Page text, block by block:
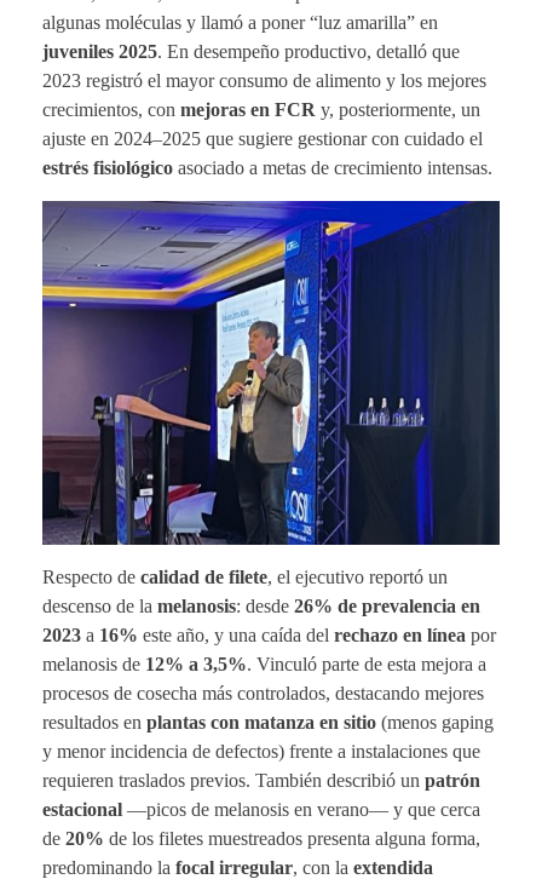
algunas moléculas y llamó a poner “luz amarilla” en
juveniles 2025. En desempeño productivo, detalló que
2023 registró el mayor consumo de alimento y los mejores
crecimientos, con mejoras en FCR y, posteriormente, un
ajuste en 2024–2025 que sugiere gestionar con cuidado el
estrés fisiológico asociado a metas de crecimiento intensas.
Respecto de calidad de filete, el ejecutivo reportó un
descenso de la melanosis: desde 26% de prevalencia en
2023 a 16% este año, y una caída del rechazo en línea por
melanosis de 12% a 3,5%. Vinculó parte de esta mejora a
procesos de cosecha más controlados, destacando mejores
resultados en plantas con matanza en sitio (menos gaping
y menor incidencia de defectos) frente a instalaciones que
requieren traslados previos. También describió un patrón
estacional —picos de melanosis en verano— y que cerca
de 20% de los filetes muestreados presenta alguna forma,
predominando la focal irregular, con la extendida